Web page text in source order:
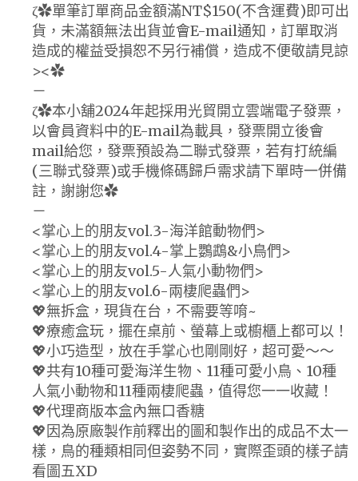
ζ✿單筆訂單商品金額滿NT$150(不含運費)即可出
貨，未滿額無法出貨並會E-mail通知，訂單取消
造成的權益受損恕不另行補償，造成不便敬請見諒
><✿
－
ζ✿本小舖2024年起採用光貿開立雲端電子發票，
以會員資料中的E-mail為載具，發票開立後會
mail給您，發票預設為二聯式發票，若有打統編
(三聯式發票)或手機條碼歸戶需求請下單時一併備
註，謝謝您✿
－
<掌心上的朋友vol.3-海洋館動物們>
<掌心上的朋友vol.4-掌上鸚鵡&小鳥們>
<掌心上的朋友vol.5-人氣小動物們>
<掌心上的朋友vol.6-兩棲爬蟲們>
💖無拆盒，現貨在台，不需要等唷~
💖療癒盒玩，擺在桌前、螢幕上或櫥櫃上都可以！
💖小巧造型，放在手掌心也剛剛好，超可愛～～
💖共有10種可愛海洋生物、11種可愛小鳥、10種
人氣小動物和11種兩棲爬蟲，值得您一一收藏！
💖代理商版本盒內無口香糖
💖因為原廠製作前釋出的圖和製作出的成品不太一
樣，鳥的種類相同但姿勢不同，實際歪頭的樣子請
看圖五XD